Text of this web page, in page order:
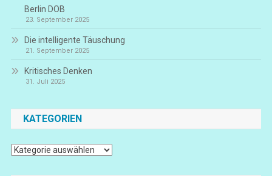
Berlin DOB
23. September 2025
Die intelligente Täuschung
21. September 2025
Kritisches Denken
31. Juli 2025
KATEGORIEN
Kategorien